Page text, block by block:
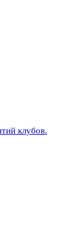
клубов.